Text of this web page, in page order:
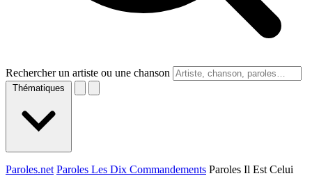
Rechercher un artiste ou une chanson
Thématiques
Paroles.net Paroles Les Dix Commandements Paroles Il Est Celui